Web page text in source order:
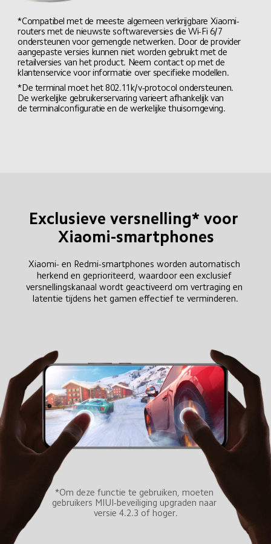
*Compatibel met de meeste algemeen verkrijgbare Xiaomi-
routers met de nieuwste softwareversies die Wi-Fi 6/7
ondersteunen voor gemengde netwerken. Door de provider
aangepaste versies kunnen niet worden gebruikt met de
retailversies van het product. Neem contact op met de
klantenservice voor informatie over specifieke modellen.
*De terminal moet het 802.11k/v-protocol ondersteunen.
De werkelijke gebruikerservaring varieert afhankelijk van
de terminalconfiguratie en de werkelijke thuisomgeving.
Exclusieve versnelling* voor
Xiaomi-smartphones
Xiaomi- en Redmi-smartphones worden automatisch
herkend en geprioriteerd, waardoor een exclusief
versnellingskanaal wordt geactiveerd om vertraging en
latentie tijdens het gamen effectief te verminderen.
*Om deze functie te gebruiken, moeten
gebruikers MIUI-beveiliging upgraden naar
versie 4.2.3 of hoger.